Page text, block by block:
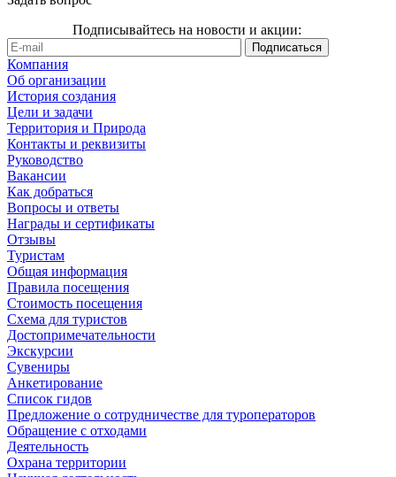
Подписывайтесь на новости и акции:
Компания
Об организации
История создания
Цели и задачи
Территория и Природа
Контакты и реквизиты
Руководство
Вакансии
Как добраться
Вопросы и ответы
Награды и сертификаты
Отзывы
Туристам
Общая информация
Правила посещения
Стоимость посещения
Схема для туристов
Достопримечательности
Экскурсии
Сувениры
Анкетирование
Список гидов
Предложение о сотрудничестве для туроператоров
Обращение с отходами
Деятельность
Охрана территории